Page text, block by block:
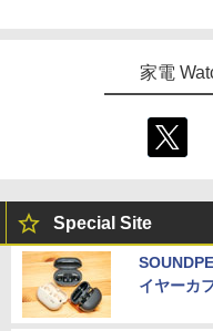
家電
Special Site
イヤーカ